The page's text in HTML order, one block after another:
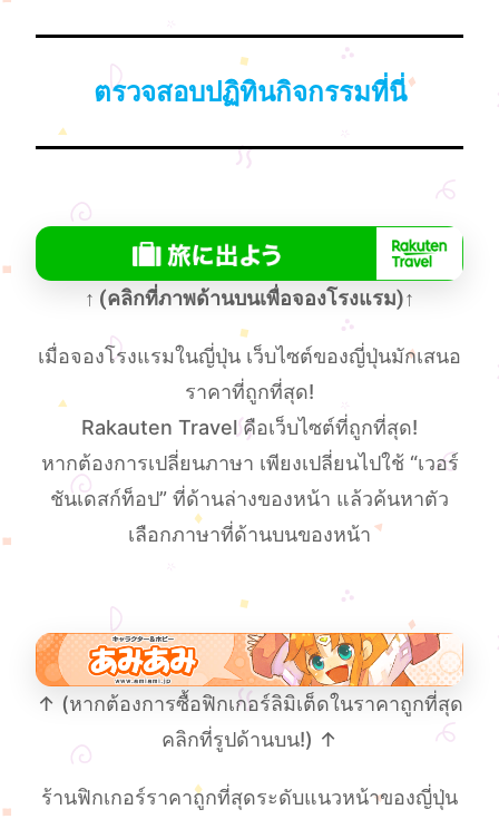
ตรวจสอบปฏิทินกิจกรรมที่นี่
↑ (คลิกที่ภาพด้านบนเพื่อจองโรงแรม)↑
เมื่อจองโรงแรมในญี่ปุ่น เว็บไซต์ของญี่ปุ่นมักเสนอ
ราคาที่ถูกที่สุด!
Rakauten Travel คือเว็บไซต์ที่ถูกที่สุด!
หากต้องการเปลี่ยนภาษา เพียงเปลี่ยนไปใช้ “เวอร์
ชันเดสก์ท็อป” ที่ด้านล่างของหน้า แล้วค้นหาตัว
เลือกภาษาที่ด้านบนของหน้า
↑ (หากต้องการซื้อฟิกเกอร์ลิมิเต็ดในราคาถูกที่สุด
คลิกที่รูปด้านบน!) ↑
ร้านฟิกเกอร์ราคาถูกที่สุดระดับแนวหน้าของญี่ปุ่น